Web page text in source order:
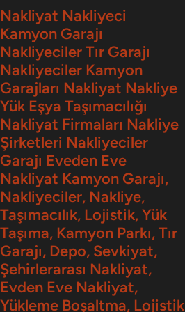
İçeriğe
geç
Nakliyat Nakliyeci
Kamyon Garajı
Nakliyeciler Tır Garajı
Nakliyeciler Kamyon
Garajları Nakliyat Nakliye
Yük Eşya Taşımacılığı
Nakliyat Firmaları Nakliye
Şirketleri Nakliyeciler
Garajı Eveden Eve
Nakliyat Kamyon Garajı,
Nakliyeciler, Nakliye,
Taşımacılık, Lojistik, Yük
Taşıma, Kamyon Parkı, Tır
Garajı, Depo, Sevkiyat,
Şehirlerarası Nakliyat,
Evden Eve Nakliyat,
Yükleme Boşaltma, Lojistik